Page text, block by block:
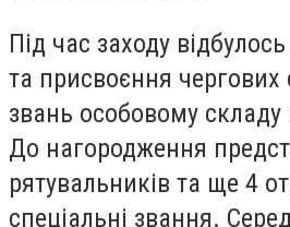
Під час заходу
та присвоєння чергових
звань особовому
До нагородження
рятувальників та ще 4
спеціальні звання.